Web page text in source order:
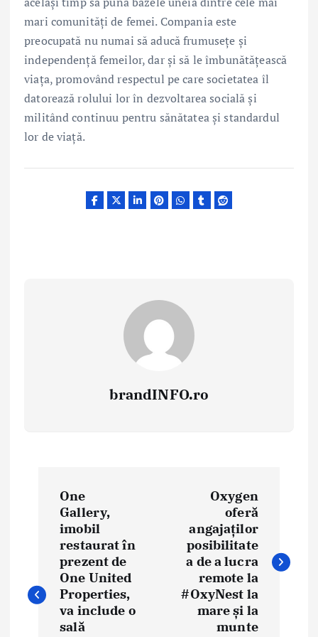
mari comunități de femei. Compania este
preocupată nu numai să aducă frumusețe și
independenţă femeilor, dar și să le îmbunătățească
viața, promovând respectul pe care societatea îl
datorează rolului lor în dezvoltarea socială și
militând continuu pentru sănătatea și standardul
lor de viață.
brandINFO.ro
g
One
Gallery,
imobil
restaurat în
prezent de
One United
Properties,
va include o
sală
Oxygen
oferă
angajaților
posibilitate
a de a lucra
remote la
#OxyNest la
mare și la
munte